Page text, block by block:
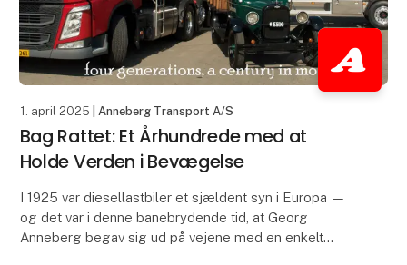
1. april 2025 | Anneberg Transport A/S
Bag Rattet: Et Århundrede med at
Holde Verden i Bevægelse
I 1925 var diesellastbiler et sjældent syn i Europa —
og det var i denne banebrydende tid, at Georg
Anneberg begav sig ud på vejene med en enkelt